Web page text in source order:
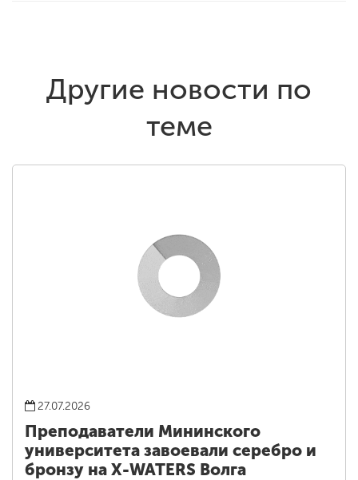
Другие новости по
теме
27.07.2026
Преподаватели Мининского
университета завоевали серебро и
бронзу на X-WATERS Волга